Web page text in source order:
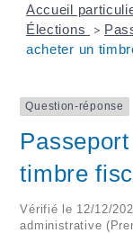
Accueil
Élections
>
acheter un
Question-réponse
timbre
Vérifié le 12/12/
administrative